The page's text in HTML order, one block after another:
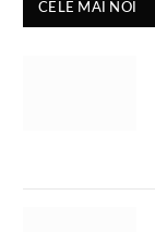
CELE MAI NOI